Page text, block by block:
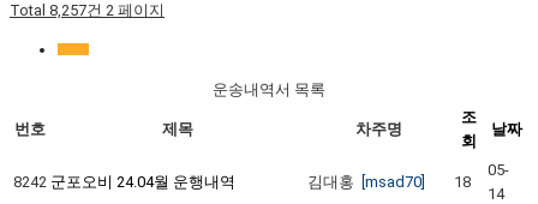
Total 8,257건 2 페이지
운송내역서 목록
번호 제목 차주명
조
회
날짜
8242 군포오비 24.04월 운행내역 김대홍 [msad70] 18
05-
14